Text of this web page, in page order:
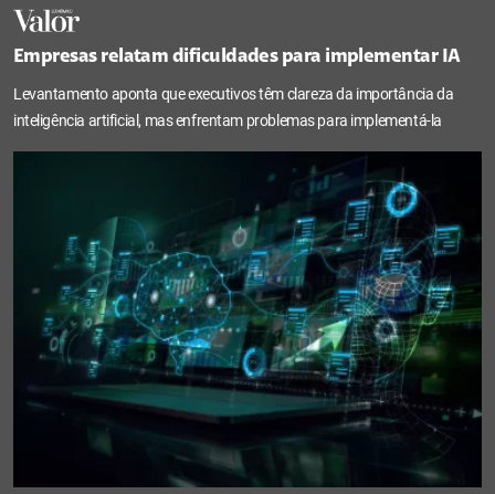
Empresas relatam dificuldades para implementar IA
Levantamento aponta que executivos têm clareza da importância da
inteligência artificial, mas enfrentam problemas para implementá-la